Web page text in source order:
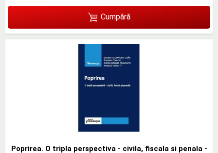
Cumpără
Poprirea. O tripla perspectiva - civila, fiscala si penala -